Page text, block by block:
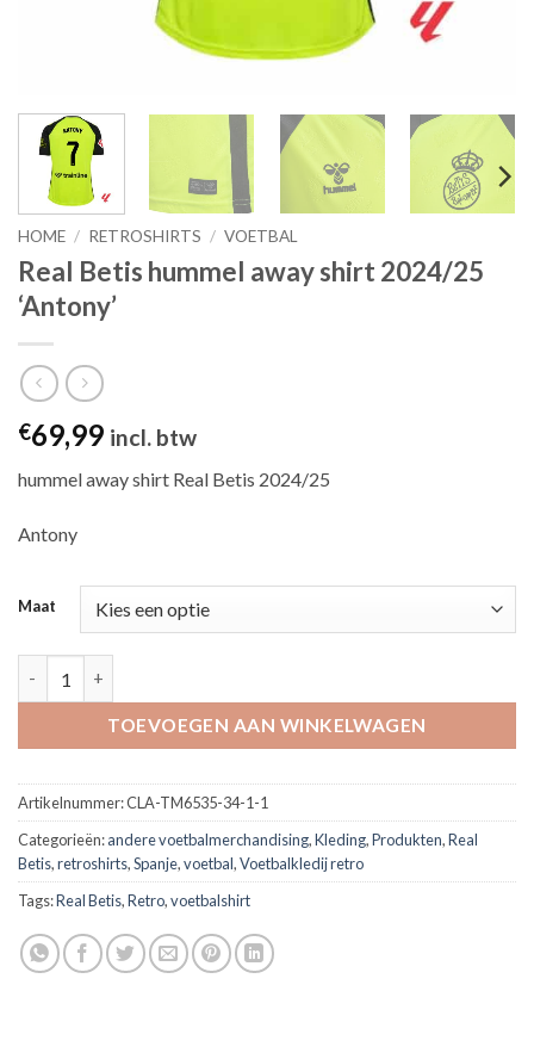
HOME / RETROSHIRTS / VOETBAL
Real Betis hummel away shirt 2024/25
‘Antony’
€69,99 incl. btw
hummel away shirt Real Betis 2024/25
Antony
Maat
TOEVOEGEN AAN WINKELWAGEN
Artikelnummer:CLA-TM6535-34-1-1
Categorieën:andere voetbalmerchandising,Kleding,Produkten,Real
Betis,retroshirts,Spanje,voetbal,Voetbalkledij retro
Tags:Real Betis,Retro,voetbalshirt